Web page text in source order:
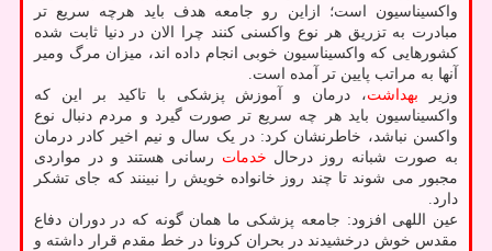
واکسیناسیون است؛ ازاین رو جامعه هدف باید هرچه سریع تر
مبادرت به تزریق هر نوع واکسنی کنند چرا الان در دنیا ثابت شده
کشورهایی که واکسیناسیون خوبی انجام داده اند، میزان مرگ ومیر
آنها به مراتب پایین تر آمده است.
وزیر بهداشت، درمان و آموزش پزشکی با تاکید بر این که
واکسیناسیون باید هر چه سریع تر صورت گیرد و مردم دنبال نوع
واکسن نباشد، خاطرنشان کرد: در یک سال و نیم اخیر کادر درمان
به صورت شبانه روز درحال خدمات رسانی هستند و در مواردی
مجبور می شوند تا چند روز خانواده خویش را نبینند که جای تشکر
دارد.
عین اللهی افزود: جامعه پزشکی ما همان گونه که در دوران دفاع
مقدس خوش درخشیدند در بحران کرونا در خط مقدم قرار داشته و